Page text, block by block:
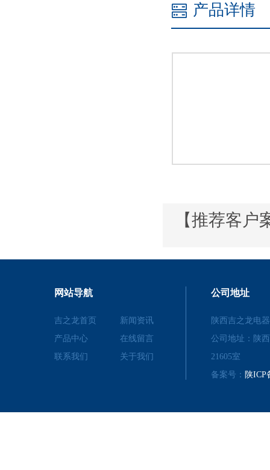
产品详情
【推荐客户
网站导航
吉之龙首页
新闻资讯
产品中心
在线留言
联系我们
关于我们
公司地址
陕西吉之龙电
公司地址：陕
21605室
备案号： 陕ICP